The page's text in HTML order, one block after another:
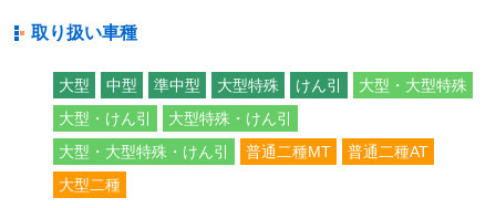
取り扱い車種
大型 中型 準中型 大型特殊 けん引
大型・大型特殊
大型・けん引
大型特殊・けん引
大型・大型特殊・けん引
普通二種MT
普通二種AT
大型二種